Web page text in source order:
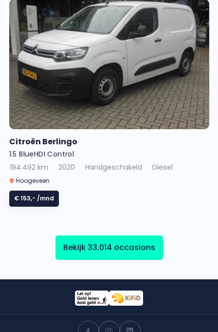
Citroën Berlingo
1.5 BlueHDI Control
194.492 km
2020 Handgeschakeld Diesel
Hoogeveen
€ 153,- /mnd
Bekijk 33.014 occasions